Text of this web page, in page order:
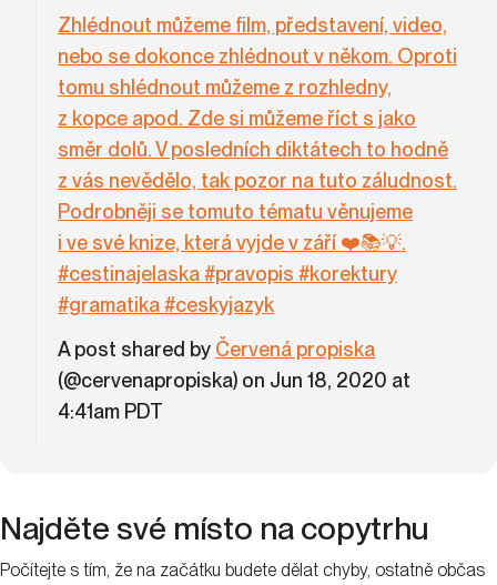
Zhlédnout můžeme film, představení, video,
nebo se dokonce zhlédnout v někom. Oproti
tomu shlédnout můžeme z rozhledny,
z kopce apod. Zde si můžeme říct s jako
směr dolů. V posledních diktátech to hodně
z vás nevědělo, tak pozor na tuto záludnost.
Podrobněji se tomuto tématu věnujeme
i ve své knize, která vyjde v září ❤️📚💡.
#cestinajelaska #pravopis #korektury
#gramatika #ceskyjazyk
A post shared by Červená propiska
(@cervenapropiska) on Jun 18, 2020 at
4:41am PDT
Najděte své místo na copytrhu
Počítejte s tím, že na začátku budete dělat chyby, ostatně občas